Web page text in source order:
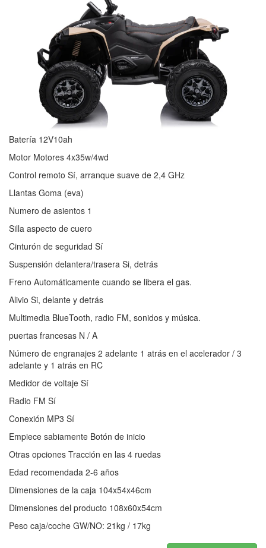
Batería 12V10ah
Motor Motores 4x35w/4wd
Control remoto Sí, arranque suave de 2,4 GHz
Llantas Goma (eva)
Numero de asientos 1
Silla aspecto de cuero
Cinturón de seguridad Sí
Suspensión delantera/trasera Si, detrás
Freno Automáticamente cuando se libera el gas.
Alivio Si, delante y detrás
Multimedia BlueTooth, radio FM, sonidos y música.
puertas francesas N / A
Número de engranajes 2 adelante 1 atrás en el acelerador / 3
adelante y 1 atrás en RC
Medidor de voltaje Sí
Radio FM Sí
Conexión MP3 Sí
Empiece sabiamente Botón de inicio
Otras opciones Tracción en las 4 ruedas
Edad recomendada 2-6 años
Dimensiones de la caja 104x54x46cm
Dimensiones del producto 108x60x54cm
Peso caja/coche GW/NO: 21kg / 17kg